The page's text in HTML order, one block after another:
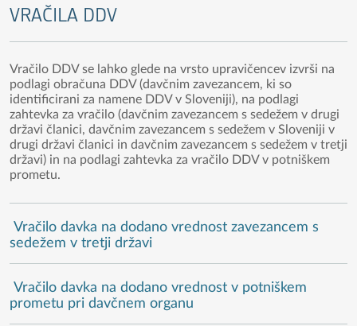
VRAČILA DDV
Vračilo DDV se lahko glede na vrsto upravičencev izvrši na
podlagi obračuna DDV (davčnim zavezancem, ki so
identificirani za namene DDV v Sloveniji), na podlagi
zahtevka za vračilo (davčnim zavezancem s sedežem v drugi
državi članici, davčnim zavezancem s sedežem v Sloveniji v
drugi državi članici in davčnim zavezancem s sedežem v tretji
državi) in na podlagi zahtevka za vračilo DDV v potniškem
prometu.
Vračilo davka na dodano vrednost zavezancem s
sedežem v tretji državi
Vračilo davka na dodano vrednost v potniškem
prometu pri davčnem organu